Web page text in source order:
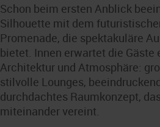
Schon beim ersten Anblick
Silhouette mit dem
Promenade, die spektakuläre
bietet. Innen erwartet die Gäste
Architektur und Atmosphäre:
stilvolle Lounges,
durchdachtes Raumkonzept,
miteinander vereint.